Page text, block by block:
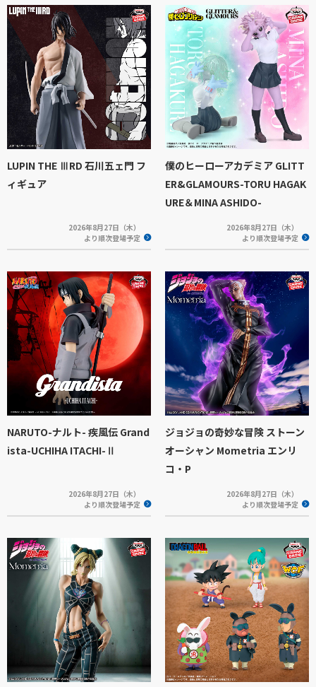
LUPIN THE ⅢRD 石川五ェ門 フ
ィギュア
2026年8月27日（木）
より順次登場予定
僕のヒーローアカデミア GLITT
ER&GLAMOURS-TORU HAGAK
URE＆MINA ASHIDO-
2026年8月27日（木）
より順次登場予定
NARUTO-ナルト- 疾風伝 Grand
ista-UCHIHA ITACHI-Ⅱ
2026年8月27日（木）
より順次登場予定
ジョジョの奇妙な冒険 ストーン
オーシャン Mometria エンリ
コ・P
2026年8月27日（木）
より順次登場予定